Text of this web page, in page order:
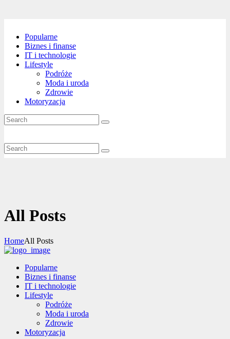
Popularne
Biznes i finanse
IT i technologie
Lifestyle
Podróże
Moda i uroda
Zdrowie
Motoryzacja
All Posts
HomeAll Posts
Popularne
Biznes i finanse
IT i technologie
Lifestyle
Podróże
Moda i uroda
Zdrowie
Motoryzacja